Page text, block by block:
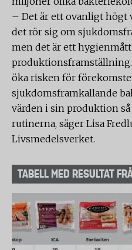
– Det är ett ovanligt högt
det rör sig om
men det är ett hygienmått
öka risken för
sjukdomsframkallande
värden i sin produktion
rutinerna, säger Lisa
Livsmedelsverket.
TABELL MED RESULTAT